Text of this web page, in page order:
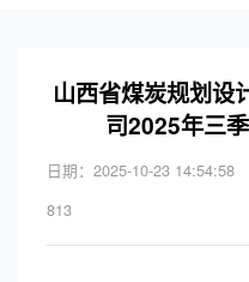
山西省煤炭规划设
司2025年三
日期：2025-10-23 14:54:58
813